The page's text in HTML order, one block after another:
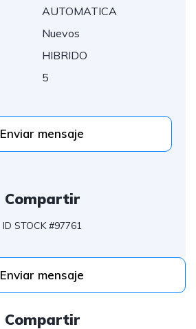
AUTOMATICA
Nuevos
HIBRIDO
5
Enviar mensaje
Compartir
ID STOCK #97761
Enviar mensaje
Compartir